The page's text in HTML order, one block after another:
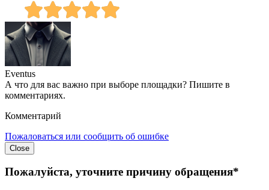
Eventus
А что для вас важно при выборе площадки? Пишите в
комментариях.
Комментарий
Пожаловаться или сообщить об ошибке
Close
Пожалуйста, уточните причину обращения*